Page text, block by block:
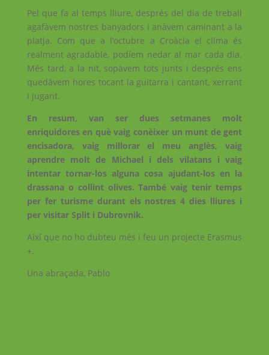
Pel que fa al temps lliure, després del dia de treball
agafàvem nostres banyadors i anàvem caminant a la
platja. Com que a l’octubre a Croàcia el clima és
realment agradable, podíem nedar al mar cada dia.
Més tard, a la nit, sopàvem tots junts i després ens
quedàvem hores tocant la guitarra i cantant, xerrant
i jugant.
En resum, van ser dues setmanes molt
enriquidores en què vaig conèixer un munt de gent
encisadora, vaig millorar el meu anglès, vaig
aprendre molt de Michael i dels vilatans i vaig
intentar tornar-los alguna cosa ajudant-los en la
drassana o collint olives. També vaig tenir temps
per fer turisme durant els nostres 4 dies lliures i
per visitar Split i Dubrovnik.
Així que no ho dubteu més i feu un projecte Erasmus
+.
Una abraçada, Pablo